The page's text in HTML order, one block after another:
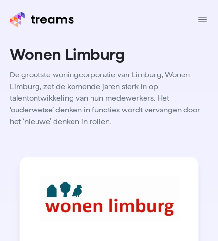
Wonen Limburg
De grootste woningcorporatie van Limburg, Wonen
Limburg, zet de komende jaren sterk in op
talentontwikkeling van hun medewerkers. Het
‘ouderwetse’ denken in functies wordt vervangen door
het ‘nieuwe’ denken in rollen.